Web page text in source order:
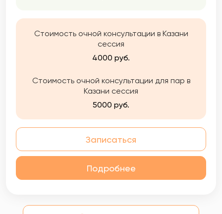
Стоимость очной консультации в Казани
сессия
4000 руб.
Стоимость очной консультации для пар в
Казани сессия
5000 руб.
Записаться
Подробнее